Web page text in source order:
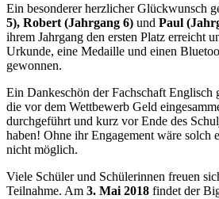
Ein besonderer herzlicher Glückwunsch
5), Robert (Jahrgang 6) und Paul
ihrem Jahrgang den ersten Platz erreicht
Urkunde, eine Medaille und einen
gewonnen.
Ein Dankeschön der Fachschaft Englisch
die vor dem Wettbewerb Geld
durchgeführt und kurz vor Ende des
haben! Ohne ihr Engagement wäre solch
nicht möglich.
Viele Schüler und Schülerinnen freuen
Teilnahme. Am 3. Mai 2018 findet der